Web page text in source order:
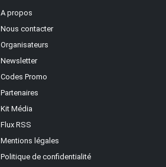
A propos
Nous contacter
Organisateurs
Newsletter
Codes Promo
Partenaires
Kit Média
Flux RSS
Mentions légales
Politique de confidentialité